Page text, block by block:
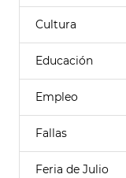
Cultura
Educación
Empleo
Fallas
Feria de Julio